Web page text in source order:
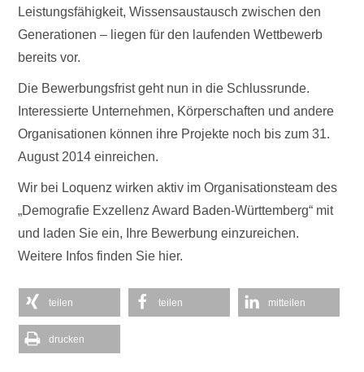
Leistungsfähigkeit, Wissensaustausch zwischen den
Generationen – liegen für den laufenden Wettbewerb
bereits vor.
Die Bewerbungsfrist geht nun in die Schlussrunde.
Interessierte Unternehmen, Körperschaften und andere
Organisationen können ihre Projekte noch bis zum 31.
August 2014 einreichen.
Wir bei Loquenz wirken aktiv im Organisationsteam des
„Demografie Exzellenz Award Baden-Württemberg“ mit
und laden Sie ein, Ihre Bewerbung einzureichen.
Weitere Infos finden Sie hier.
teilen teilen mitteilen
drucken